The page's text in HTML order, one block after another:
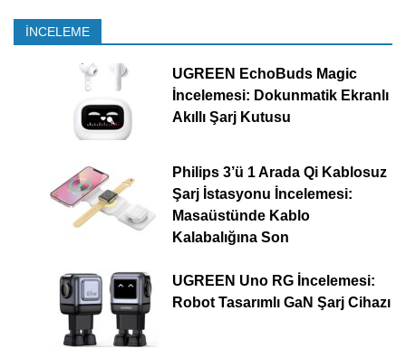
İNCELEME
UGREEN EchoBuds Magic
İncelemesi: Dokunmatik Ekranlı
Akıllı Şarj Kutusu
Philips 3’ü 1 Arada Qi Kablosuz
Şarj İstasyonu İncelemesi:
Masaüstünde Kablo
Kalabalığına Son
UGREEN Uno RG İncelemesi:
Robot Tasarımlı GaN Şarj Cihazı